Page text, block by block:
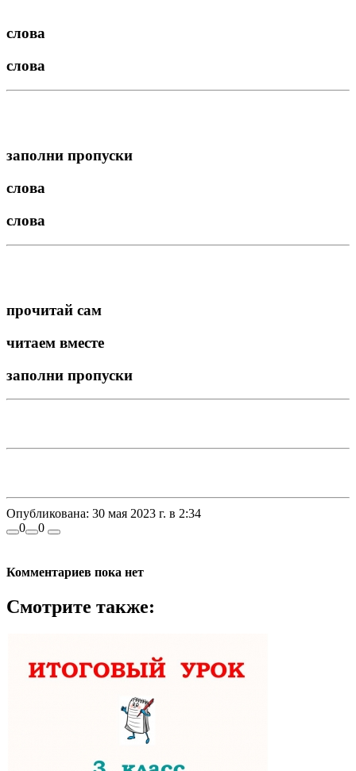
слова
слова
заполни пропуски
слова
слова
прочитай сам
читаем вместе
заполни пропуски
Опубликована: 30 мая 2023 г. в 2:34
0
0
Комментариев пока нет
Смотрите также: